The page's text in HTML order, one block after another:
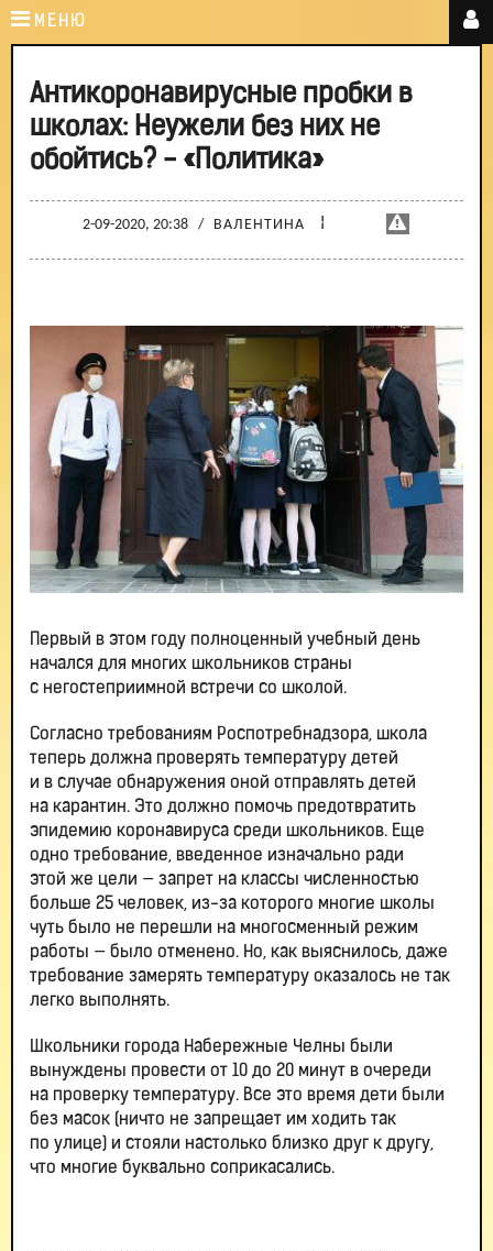
МЕНЮ
Антикоронавирусные пробки в
школах: Неужели без них не
обойтись? - «Политика»
2-09-2020, 20:38 / ВАЛЕНТИНА ¦
Первый в этом году полноценный учебный день
начался для многих школьников страны
с негостеприимной встречи со школой.
Согласно требованиям Роспотребнадзора, школа
теперь должна проверять температуру детей
и в случае обнаружения оной отправлять детей
на карантин. Это должно помочь предотвратить
эпидемию коронавируса среди школьников. Еще
одно требование, введенное изначально ради
этой же цели — запрет на классы численностью
больше 25 человек, из-за которого многие школы
чуть было не перешли на многосменный режим
работы — было отменено. Но, как выяснилось, даже
требование замерять температуру оказалось не так
легко выполнять.
Школьники города Набережные Челны были
вынуждены провести от 10 до 20 минут в очереди
на проверку температуру. Все это время дети были
без масок (ничто не запрещает им ходить так
по улице) и стояли настолько близко друг к другу,
что многие буквально соприкасались.